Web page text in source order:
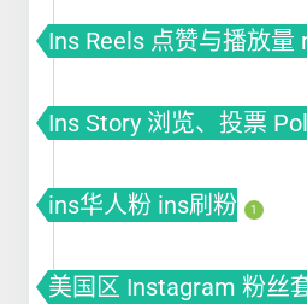
Ins Reels 点赞与播放量
Ins Story 浏览、投票
ins华人粉 ins刷粉 1
美国区 Instagram 粉丝